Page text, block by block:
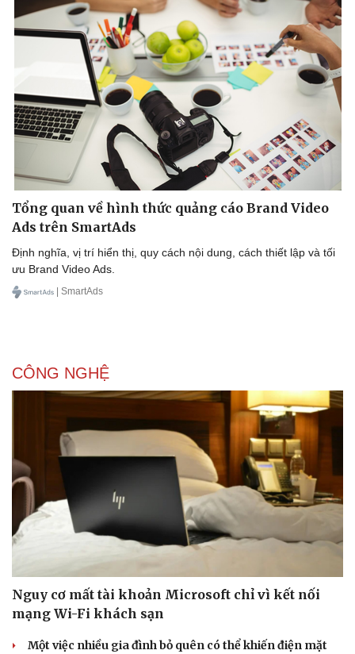
Tổng quan về hình thức quảng cáo Brand Video
Ads trên SmartAds
Định nghĩa, vị trí hiển thị, quy cách nội dung, cách thiết lập và tối
ưu Brand Video Ads.
| SmartAds
CÔNG NGHỆ
Nguy cơ mất tài khoản Microsoft chỉ vì kết nối
mạng Wi-Fi khách sạn
Một việc nhiều gia đình bỏ quên có thể khiến điện mặt